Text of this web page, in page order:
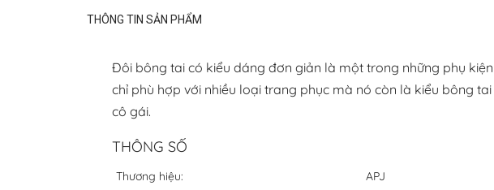
THÔNG TIN SẢN PHẨM
Đôi bông tai có kiểu dáng đơn giản là một trong những phụ
chỉ phù hợp với nhiều loại trang phục mà nó còn là kiểu bông
cô gái.
THÔNG SỐ
Thương hiệu:
APJ